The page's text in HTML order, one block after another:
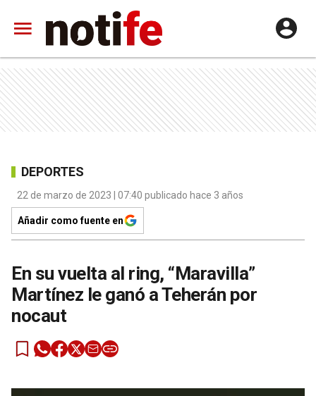
DEPORTES
22 de marzo de 2023 | 07:40 publicado hace 3 años
Añadir como fuente en
En su vuelta al ring, “Maravilla”
Martínez le ganó a Teherán por
nocaut